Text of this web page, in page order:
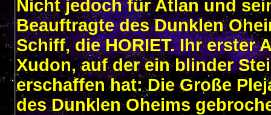
Nicht jedoch für Atlan und
Beauftragte des Dunklen
Schiff, die HORIET. Ihr erster
Xudon, auf der ein blinder
erschaffen hat: Die Große
des Dunklen Oheims